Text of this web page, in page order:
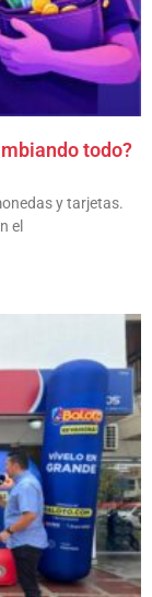
todo?
y tarjetas.
el